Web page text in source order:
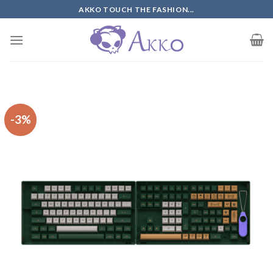
to
content
AKKO TOUCH THE FASHION...
-3%